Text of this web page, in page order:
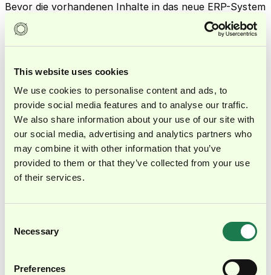
This website uses cookies
We use cookies to personalise content and ads, to
provide social media features and to analyse our traffic.
We also share information about your use of our site with
our social media, advertising and analytics partners who
may combine it with other information that you’ve
provided to them or that they’ve collected from your use
of their services.
Selection
Necessary
Preferences
Bevor die vorhandenen Inhalte in das neue ERP-System
übertragen werden, sollten sie strukturiert und
hinsichtlich ihrer Relevanz überprüft werden. Anhand
übernommen und welche archiviert oder gelöscht
werden. Anschließend werden alle relevanten Daten
aus den verschiedenen Quellen zusammengeführt und
in das neue System migriert.
Bei Cloud-Lösungen unterstützen die Anbieter*innen
das Unternehmen bei diesem Prozess. Sie verfügen
über die notwendigen Datenmigrationstools, die in der
Lösungen müssen Unternehmen für diesen Schritt
unter Umständen Übertragungstools beschaffen oder